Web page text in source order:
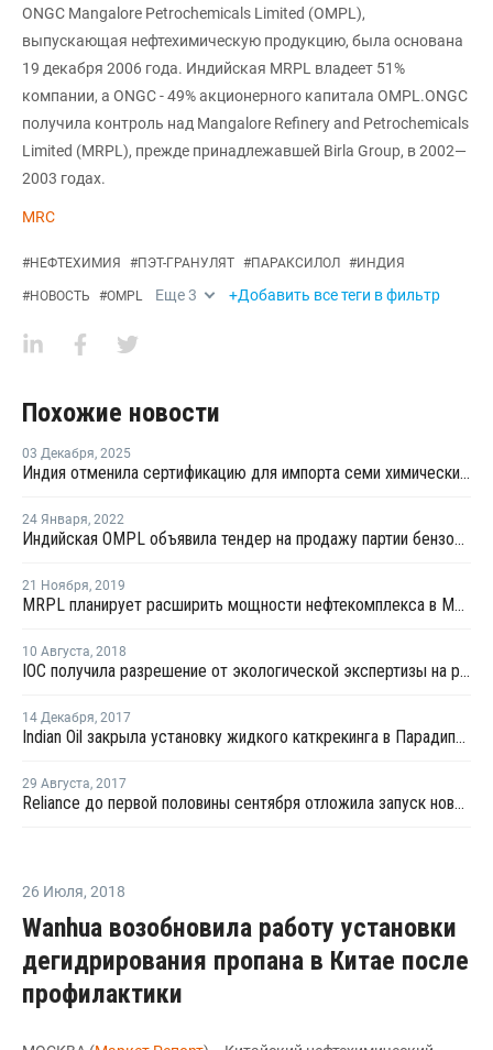
ONGC Mangalore Petrochemicals Limited (OMPL),
выпускающая нефтехимическую продукцию, была основана
19 декабря 2006 года. Индийская MRPL владеет 51%
компании, а ONGC - 49% акционерного капитала OMPL.ONGC
получила контроль над Mangalore Refinery and Petrochemicals
Limited (MRPL), прежде принадлежавшей Birla Group, в 2002—
2003 годах.
MRC
#НЕФТЕХИМИЯ #ПЭТ-ГРАНУЛЯТ #ПАРАКСИЛОЛ #ИНДИЯ
#НОВОСТЬ #OMPL Еще3 +Добавить все теги в фильтр
Похожие новости
03 Декабря, 2025
Индия отменила сертификацию для импорта семи химических продуктов
24 Января, 2022
Индийская OMPL объявила тендер на продажу партии бензола с отгрузкой в феврале
21 Ноября, 2019
MRPL планирует расширить мощности нефтекомплекса в Манголоре
10 Августа, 2018
IOC получила разрешение от экологической экспертизы на расширение мощностей комплекса в Панипат
14 Декабря, 2017
Indian Oil закрыла установку жидкого каткрекинга в Парадипе из-за пожара на НПЗ
29 Августа, 2017
Reliance до первой половины сентября отложила запуск нового завода МЭГ в Джамнагаре
26 Июля, 2018
Wanhua возобновила работу установки
дегидрирования пропана в Китае после
профилактики